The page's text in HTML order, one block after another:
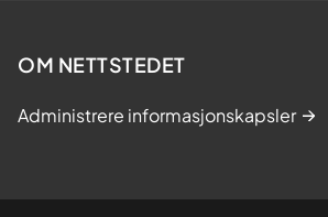
OM NETTSTEDET
Administrere informasjonskapsler